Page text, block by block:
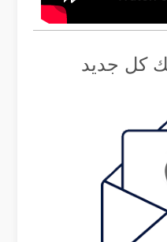
كل جديد